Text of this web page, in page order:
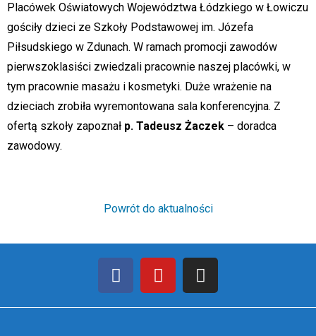
Placówek Oświatowych Województwa Łódzkiego w Łowiczu
gościły dzieci ze Szkoły Podstawowej im. Józefa
Piłsudskiego w Zdunach. W ramach promocji zawodów
pierwszoklasiści zwiedzali pracownie naszej placówki, w
tym pracownie masażu i kosmetyki. Duże wrażenie na
dzieciach zrobiła wyremontowana sala konferencyjna. Z
ofertą szkoły zapoznał p. Tadeusz Żaczek – doradca
zawodowy.
Powrót do aktualności